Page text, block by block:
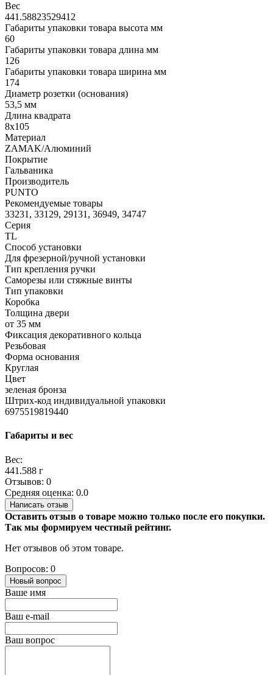
Вес
441.58823529412
Габариты упаковки товара высота мм
60
Габариты упаковки товара длина мм
126
Габариты упаковки товара ширина мм
174
Диаметр розетки (основания)
53,5 мм
Длина квадрата
8x105
Материал
ZAMAK/Алюминий
Покрытие
Гальваника
Производитель
PUNTO
Рекомендуемые товары
33231, 33129, 29131, 36949, 34747
Серия
TL
Способ установки
Для фрезерной/ручной установки
Тип крепления ручки
Саморезы или стяжные винты
Тип упаковки
Коробка
Толщина двери
от 35 мм
Фиксация декоративного кольца
Резьбовая
Форма основания
Круглая
Цвет
зеленая бронза
Штрих-код индивидуальной упаковки
6975519819440
Габариты и вес
Вес:
441.588 г
Отзывов: 0
Средняя оценка: 0.0
Написать отзыв
Оставить отзыв о товаре можно только после его покупки.
Так мы формируем честный рейтинг.
Нет отзывов об этом товаре.
Вопросов: 0
Новый вопрос
Ваше имя
Ваш e-mail
Ваш вопрос